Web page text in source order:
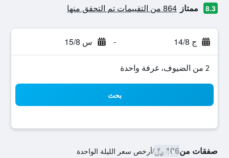
8.3 ممتاز 864 من التقييمات تم التحقق منها
ج 14/8 - س 15/8
2 من الضيوف، غرفة واحدة
بحث
صفقات من106 ﷼ /أرخص سعر الليلة الواحدة